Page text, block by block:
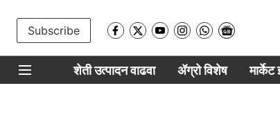
Subscribe
शेती उत्पादन वाढवा ॲग्रो विशेष